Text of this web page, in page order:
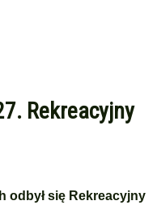
Rekreacyjny
odbył się Rekreacyjny